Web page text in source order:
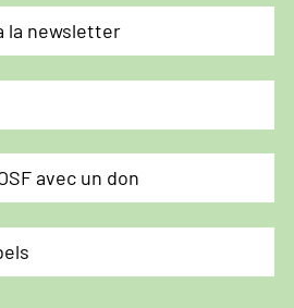
la newsletter
avec un don